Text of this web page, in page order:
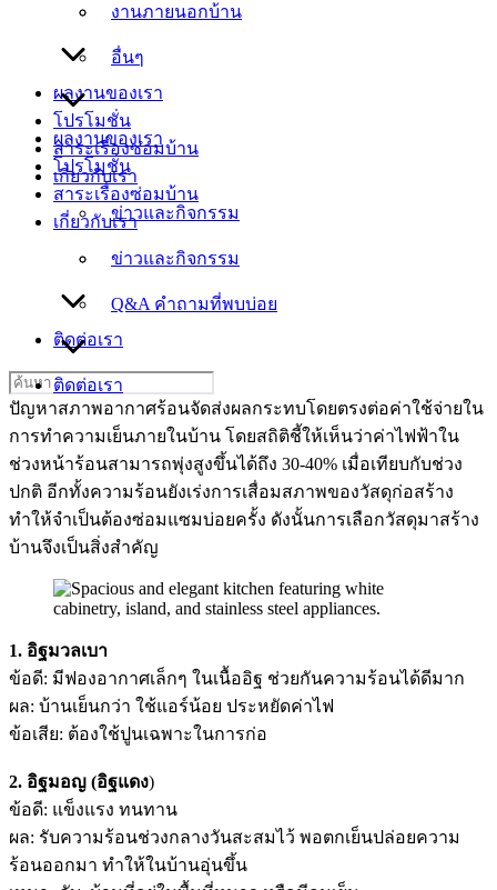
งานภายนอกบ้าน
อื่นๆ
ผลงานของเรา
โปรโมชั่น
สาระเรื่องซ่อมบ้าน
เกี่ยวกับเรา
ข่าวและกิจกรรม
Q&A คำถามที่พบบ่อย
ติดต่อเรา
อื่นๆ
ผลงานของเรา
โปรโมชั่น
สาระเรื่องซ่อมบ้าน
เกี่ยวกับเรา
ข่าวและกิจกรรม
Q&A คำถามที่พบบ่อย
ติดต่อเรา
Search
for:
ปัญหาสภาพอากาศร้อนจัดส่งผลกระทบโดยตรงต่อค่าใช้จ่ายใน
การทำความเย็นภายในบ้าน โดยสถิติชี้ให้เห็นว่าค่าไฟฟ้าใน
ช่วงหน้าร้อนสามารถพุ่งสูงขึ้นได้ถึง 30-40% เมื่อเทียบกับช่วง
ปกติ อีกทั้งความร้อนยังเร่งการเสื่อมสภาพของวัสดุก่อสร้าง
ทำให้จำเป็นต้องซ่อมแซมบ่อยครั้ง ดังนั้นการเลือกวัสดุมาสร้าง
บ้านจึงเป็นสิ่งสำคัญ
1. อิฐมวลเบา
ข้อดี: มีฟองอากาศเล็กๆ ในเนื้ออิฐ ช่วยกันความร้อนได้ดีมาก
ผล: บ้านเย็นกว่า ใช้แอร์น้อย ประหยัดค่าไฟ
ข้อเสีย: ต้องใช้ปูนเฉพาะในการก่อ
2. อิฐมอญ (อิฐแดง)
ข้อดี: แข็งแรง ทนทาน
ผล: รับความร้อนช่วงกลางวันสะสมไว้ พอตกเย็นปล่อยความ
ร้อนออกมา ทำให้ในบ้านอุ่นขึ้น